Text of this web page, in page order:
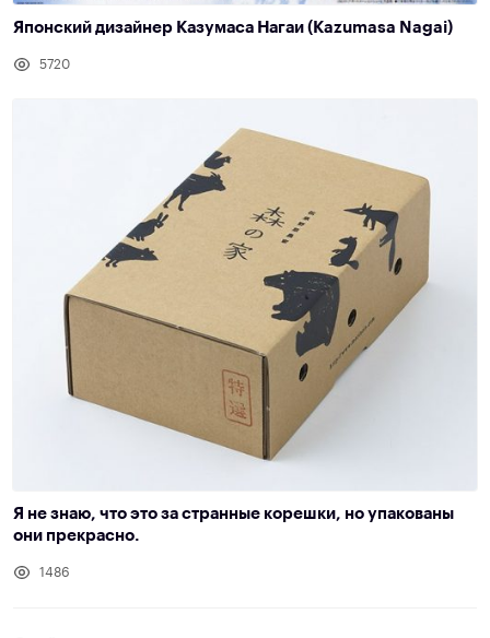
Японский дизайнер Казумаса Нагаи (Kazumasa Nagai)
5720
Я не знаю, что это за странные корешки, но упакованы
они прекрасно.
1486